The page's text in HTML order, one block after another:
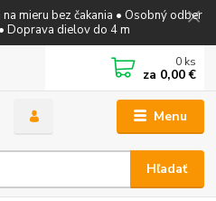
mieru bez čakania • Osobný odber
Doprava dielov do 4 m
Menu
Hľadať
0 ks
za 0,00 €